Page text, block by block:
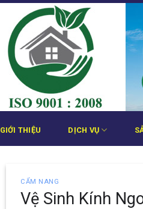
GIỚI THIỆU DỊCH VỤ
CẨM NANG
Vệ Sinh Kính